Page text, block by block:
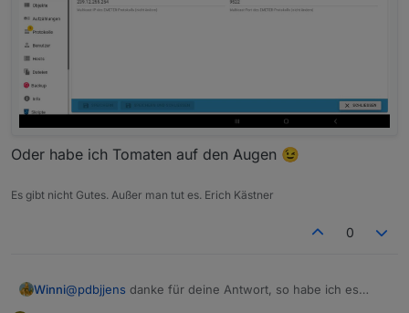
Oder habe ich Tomaten auf den Augen 😉
Es gibt nicht Gutes. Außer man tut es. Erich Kästner
0
Winni@pdbjjens danke für deine Antwort, so habe ich es